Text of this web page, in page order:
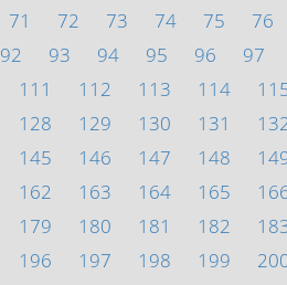
71 72 73 74 75 76
92 93 94 95 96 97
111 112 113 114
128 129 130 131
145 146 147 148
162 163 164 165
179 180 181 182
196 197 198 199